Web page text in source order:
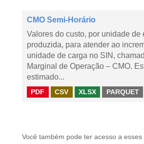
CMO Semi-Horário
Valores do custo, por unidade de
produzida, para atender ao
unidade de carga no SIN,
Marginal de Operação – CMO.
estimado...
PDF CSV XLSX PARQUET
Você também pode ter acesso a